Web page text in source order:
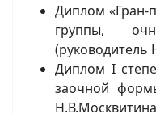
Диплом «Гран-
группы,
(руководитель
Диплом I
заочной